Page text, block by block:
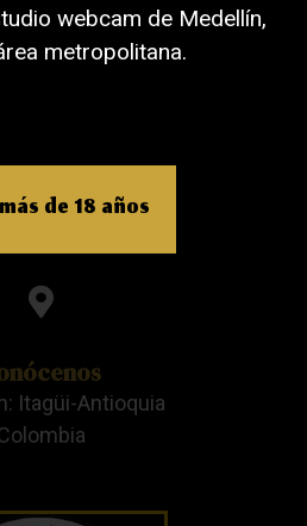
3205998956
Itagüi-Antioquia
webcam de Medellín,
metropolitana.
de 18 años